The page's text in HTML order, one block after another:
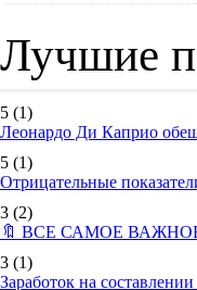
Лучшие
5 (1)
Леонардо Ди Каприо
5 (1)
Отрицательные
3 (2)
🔖 ВСЕ САМОЕ
3 (1)
Заработок на